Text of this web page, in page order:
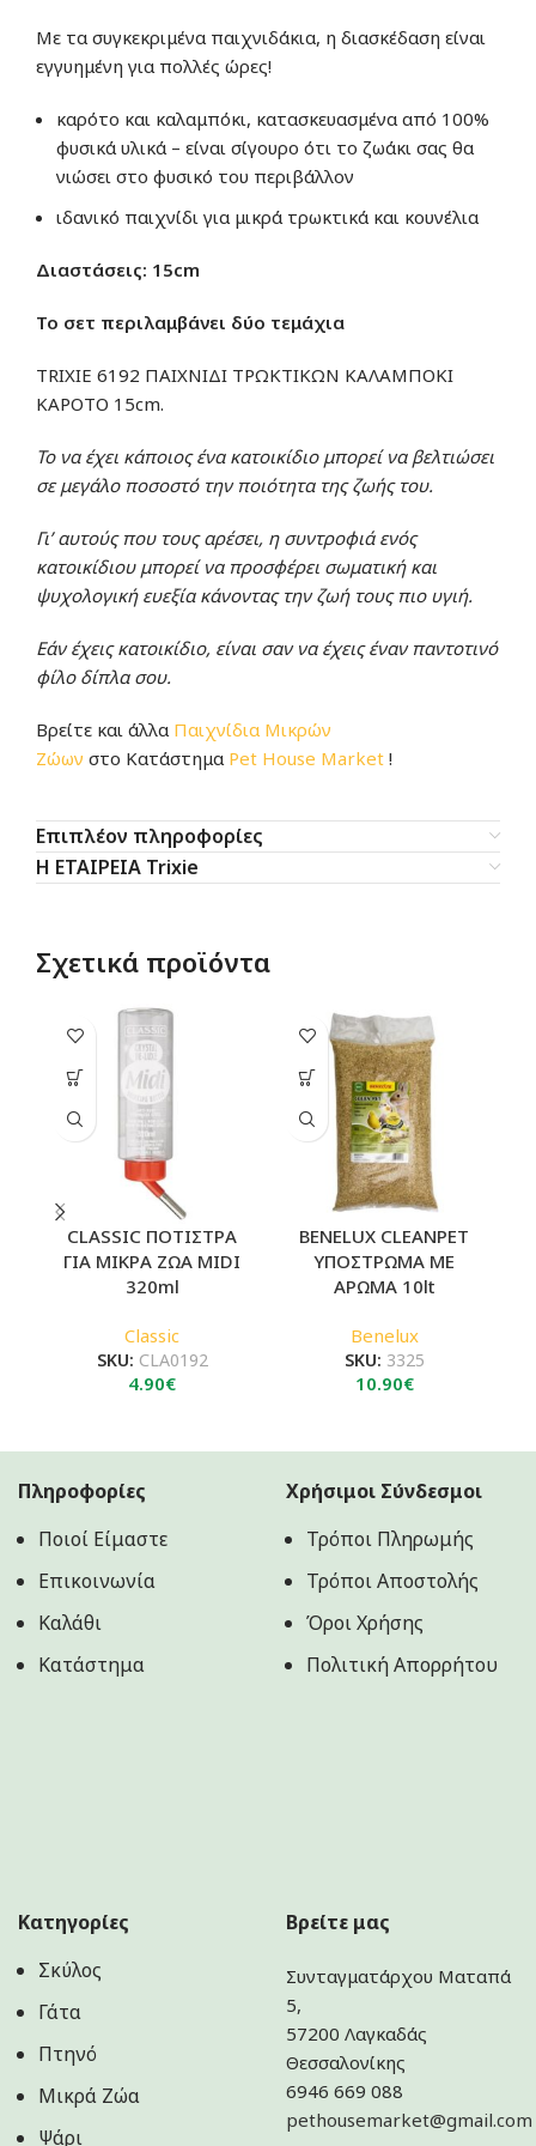
Με τα συγκεκριμένα παιχνιδάκια, η διασκέδαση είναι
εγγυημένη για πολλές ώρες!
καρότο και καλαμπόκι, κατασκευασμένα από 100%
φυσικά υλικά – είναι σίγουρο ότι το ζωάκι σας θα
νιώσει στο φυσικό του περιβάλλον
ιδανικό παιχνίδι για μικρά τρωκτικά και κουνέλια
Διαστάσεις: 15cm
Το σετ περιλαμβάνει δύο τεμάχια
TRIXIE 6192 ΠΑΙΧΝΙΔΙ ΤΡΩΚΤΙΚΩΝ ΚΑΛΑΜΠΟΚΙ
ΚΑΡΟΤΟ 15cm.
Το να έχει κάποιος ένα κατοικίδιο μπορεί να βελτιώσει
σε μεγάλο ποσοστό την ποιότητα της ζωής του.
Γι’ αυτούς που τους αρέσει, η συντροφιά ενός
κατοικίδιου μπορεί να προσφέρει σωματική και
ψυχολογική ευεξία κάνοντας την ζωή τους πιο υγιή.
Εάν έχεις κατοικίδιο, είναι σαν να έχεις έναν παντοτινό
φίλο δίπλα σου.
Βρείτε και άλλα Παιχνίδια Μικρών
Ζώων στο Κατάστημα Pet House Market !
Επιπλέον πληροφορίες
Η ΕΤΑΙΡΕΙΑ Trixie
Σχετικά προϊόντα
CLASSIC ΠΟΤΙΣΤΡΑ
ΓΙΑ ΜΙΚΡΑ ΖΩΑ MIDI
320ml
Classic
SKU: CLA0192
4.90€
BENELUX CLEANPET
ΥΠΟΣΤΡΩΜΑ ΜΕ
ΑΡΩΜΑ 10lt
Benelux
SKU: 3325
10.90€
Πληροφορίες
Ποιοί Είμαστε
Επικοινωνία
Καλάθι
Κατάστημα
Χρήσιμοι Σύνδεσμοι
Τρόποι Πληρωμής
Τρόποι Αποστολής
Όροι Χρήσης
Πολιτική Aπορρήτου
Κατηγορίες
Σκύλος
Γάτα
Πτηνό
Μικρά Ζώα
Ψάρι
Βρείτε μας
Συνταγματάρχου Ματαπά
5,
57200 Λαγκαδάς
Θεσσαλονίκης
6946 669 088
pethousemarket@gmail.com